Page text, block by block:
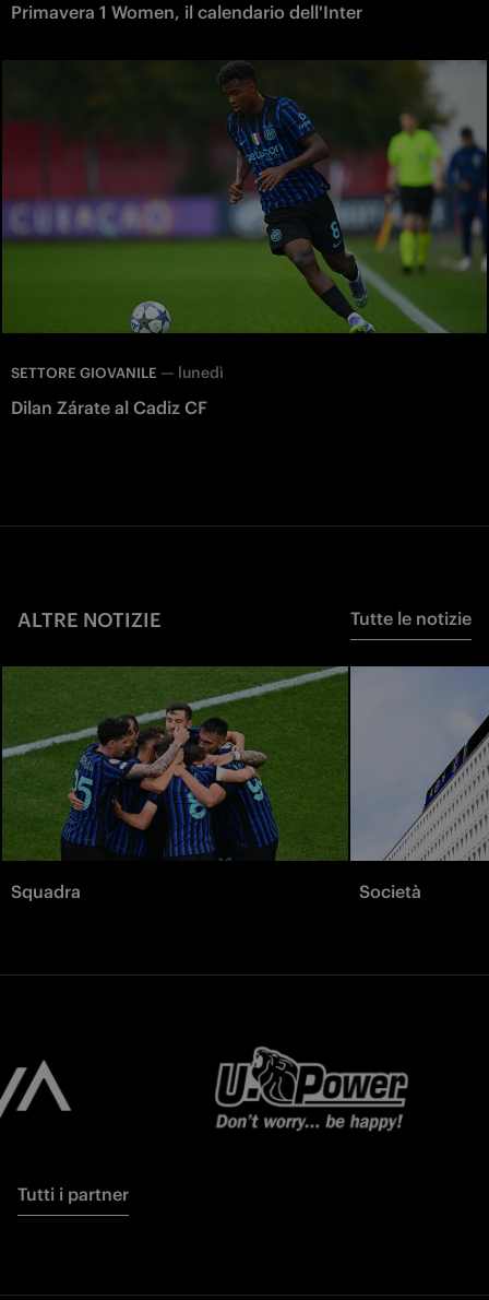
Primavera 1 Women, il calendario dell'Inter
SETTORE GIOVANILE — lunedì
Dilan Zárate al Cadiz CF
ALTRE NOTIZIE Tutte le notizie
Squadra Società
Tutti i partner